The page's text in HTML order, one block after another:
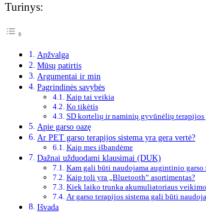
Turinys:
Apžvalga
Mūsų patirtis
Argumentai ir min
Pagrindinės savybės
Kaip tai veikia
Ko tikėtis
SD kortelių ir naminių gyvūnėlių terapijos
Apie garso oazę
Ar PET garso terapijos sistema yra gera vertė?
Kaip mes išbandėme
Dažnai užduodami klausimai (DUK)
Kam gali būti naudojama augintinio garso
Kaip toli yra „Bluetooth“ asortimentas?
Kiek laiko trunka akumuliatoriaus
Ar garso terapijos sistema gali būti
Išvada